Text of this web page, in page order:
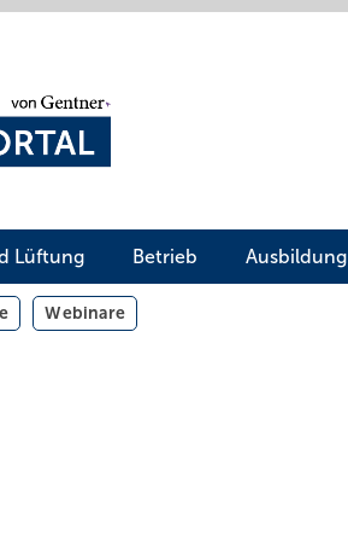
Lüftung Betrieb Ausbildung
Webinare